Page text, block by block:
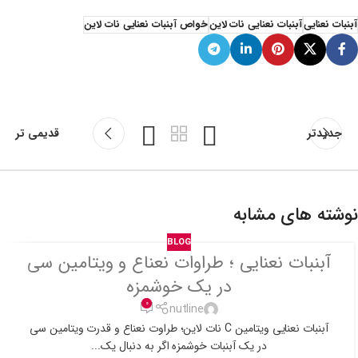
آبنبات نعناییآبنبات نعنایی نات لاینخواص آبنبات نعنایی نات لاین
جدیدتر قدیمی تر
نوشته های مشابه
BLOG
آبنبات نعنایی ؛ طراوات نعناع و ویتامین سی
در یک خوشمزه
nutline
0
آبنبات نعنایی ویتامین C نات لاین؛ طراوت نعناع و قدرت ویتامین سی
در یک آبنبات خوشمزه اگر به دنبال یک...